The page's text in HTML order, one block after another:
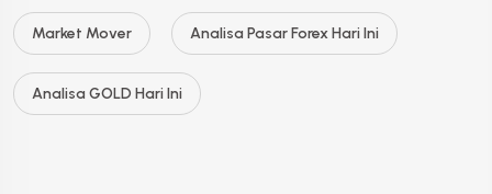
Market Mover Analisa Pasar Forex Hari Ini
Analisa GOLD Hari Ini